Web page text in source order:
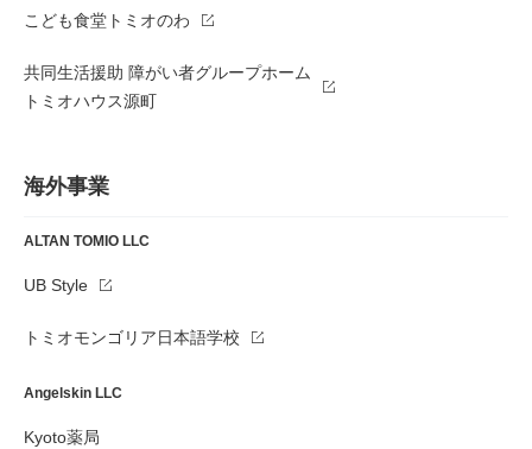
こども食堂トミオのわ
共同生活援助 障がい者グループホーム
トミオハウス源町
海外事業
ALTAN TOMIO LLC
UB Style
トミオモンゴリア日本語学校
Angelskin LLC
Kyoto薬局